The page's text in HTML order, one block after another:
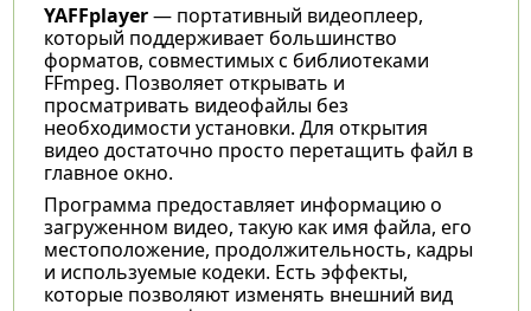
YAFFplayer— портативный видеоплеер,
который поддерживает большинство
форматов, совместимых с библиотеками
FFmpeg. Позволяет открывать и
просматривать видеофайлы без
необходимости установки. Для открытия
видео достаточно просто перетащить файл в
главное окно.
Программа предоставляет информацию о
загруженном видео, такую как имя файла, его
местоположение, продолжительность, кадры
и используемые кодеки. Есть эффекты,
которые позволяют изменять внешний вид